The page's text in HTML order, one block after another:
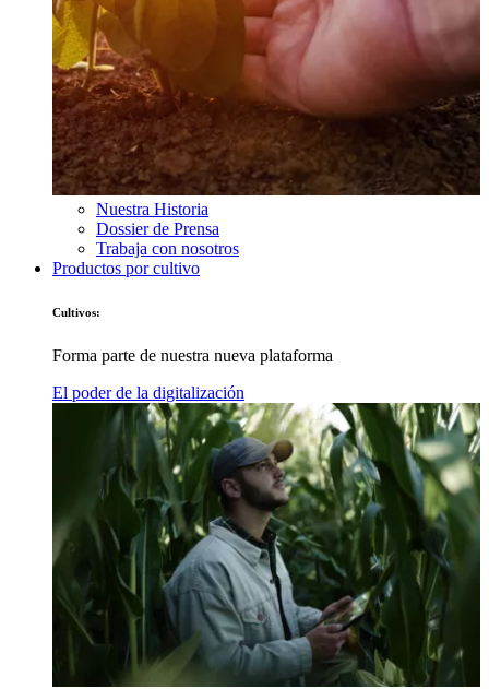
Nuestra Historia
Dossier de Prensa
Trabaja con nosotros
Productos por cultivo
Cultivos:
Forma parte de nuestra nueva plataforma
El poder de la digitalización